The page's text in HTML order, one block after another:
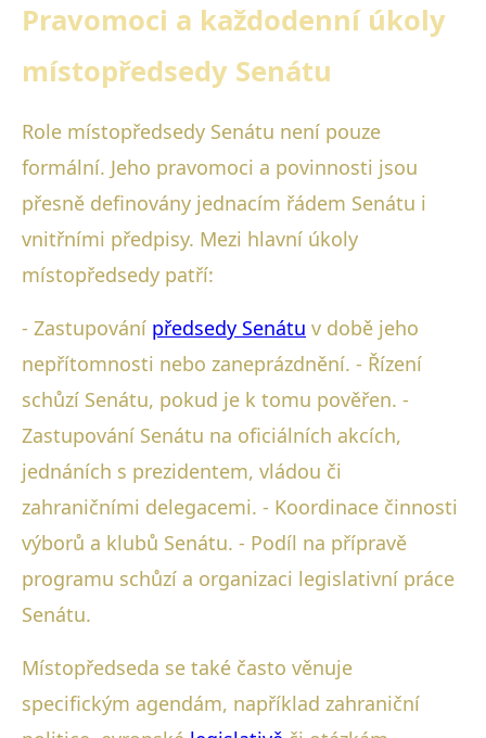
Pravomoci a každodenní úkoly
místopředsedy Senátu
Role místopředsedy Senátu není pouze
formální. Jeho pravomoci a povinnosti jsou
přesně definovány jednacím řádem Senátu i
vnitřními předpisy. Mezi hlavní úkoly
místopředsedy patří:
- Zastupování předsedy Senátu v době jeho
nepřítomnosti nebo zaneprázdnění. - Řízení
schůzí Senátu, pokud je k tomu pověřen. -
Zastupování Senátu na oficiálních akcích,
jednáních s prezidentem, vládou či
zahraničními delegacemi. - Koordinace činnosti
výborů a klubů Senátu. - Podíl na přípravě
programu schůzí a organizaci legislativní práce
Senátu.
Místopředseda se také často věnuje
specifickým agendám, například zahraniční